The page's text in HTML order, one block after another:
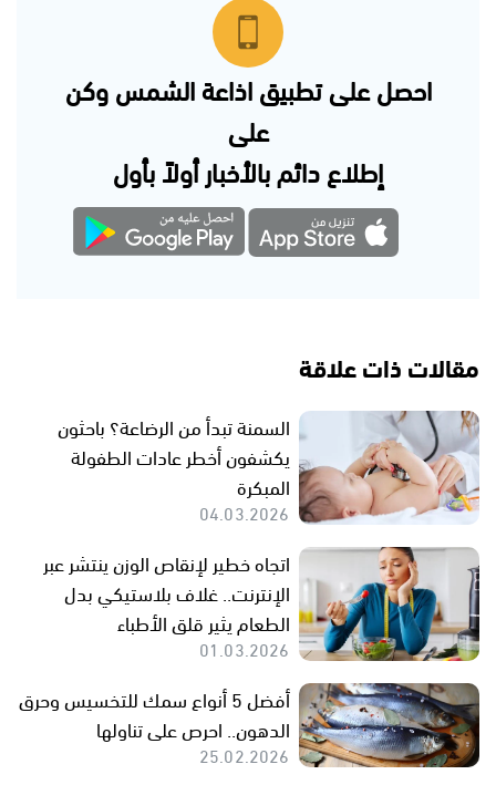
احصل على تطبيق اذاعة الشمس وكن
على
إطلاع دائم بالأخبار أولاً بأول
مقالات ذات علاقة
السمنة تبدأ من الرضاعة؟ باحثون
يكشفون أخطر عادات الطفولة
المبكرة
04.03.2026
اتجاه خطير لإنقاص الوزن ينتشر عبر
الإنترنت.. غلاف بلاستيكي بدل
الطعام يثير قلق الأطباء
01.03.2026
أفضل 5 أنواع سمك للتخسيس وحرق
الدهون.. احرص على تناولها
25.02.2026